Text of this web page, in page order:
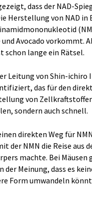
dass der NAD-
Herstellung von NAD in
Avocado vorkommt.
schon lange ein Rätsel.
Leitung von Shin-ichiro
das für den
von
sondern auch schnell.
direkten Weg für
der NMN die Reise aus
machte. Bei Mäusen
der Meinung, dass es
Form umwandeln